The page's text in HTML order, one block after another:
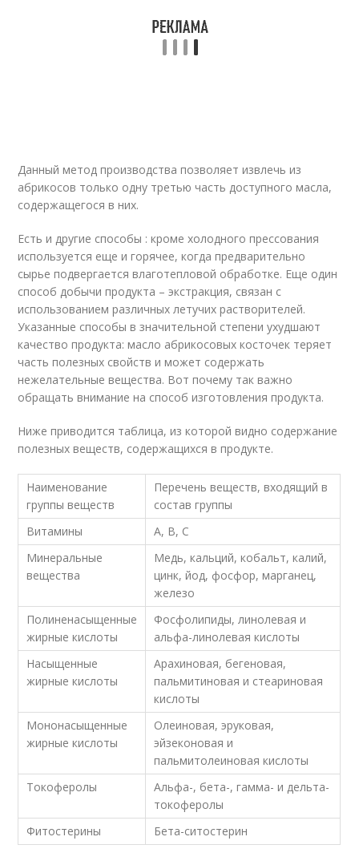
Данный метод производства позволяет извлечь из
абрикосов только одну третью часть доступного масла,
содержащегося в них.
Есть и другие способы : кроме холодного прессования
используется еще и горячее, когда предварительно
сырье подвергается влаготепловой обработке. Еще один
способ добычи продукта – экстракция, связан с
использованием различных летучих растворителей.
Указанные способы в значительной степени ухудшают
качество продукта: масло абрикосовых косточек теряет
часть полезных свойств и может содержать
нежелательные вещества. Вот почему так важно
обращать внимание на способ изготовления продукта.
Ниже приводится таблица, из которой видно содержание
полезных веществ, содержащихся в продукте.
Наименование
группы веществ
Перечень веществ, входящий в
состав группы
Витамины
A, B, C
Минеральные
вещества
Медь, кальций, кобальт, калий,
цинк, йод, фосфор, марганец,
железо
Полиненасыщенные
жирные кислоты
Фосфолипиды, линолевая и
альфа-линолевая кислоты
Насыщенные
жирные кислоты
Арахиновая, бегеновая,
пальмитиновая и стеариновая
кислоты
Мононасыщенные
жирные кислоты
Олеиновая, эруковая,
эйзеконовая и
пальмитолеиновая кислоты
Токоферолы
Альфа-, бета-, гамма- и дельта-
токоферолы
Фитостерины
Бета-ситостерин